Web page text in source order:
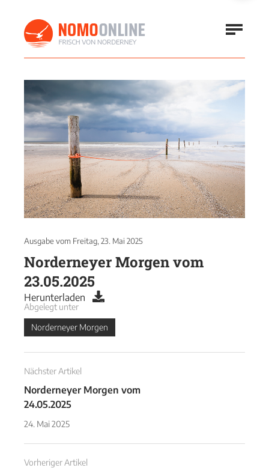
Ausgabe vom Freitag, 23. Mai 2025
Norderneyer Morgen vom
23.05.2025
Herunterladen
Abgelegt unter
Norderneyer Morgen
Nächster Artikel
Norderneyer Morgen vom
24.05.2025
24. Mai 2025
Vorheriger Artikel